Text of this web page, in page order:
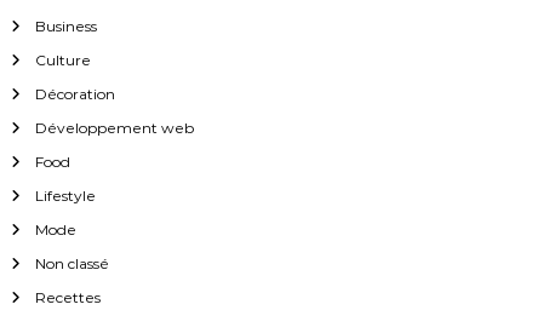
Business
Culture
Décoration
Développement web
Food
Lifestyle
Mode
Non classé
Recettes